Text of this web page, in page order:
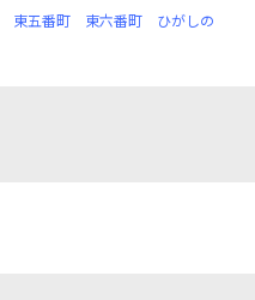
東五番町 東六番町
ひがしの